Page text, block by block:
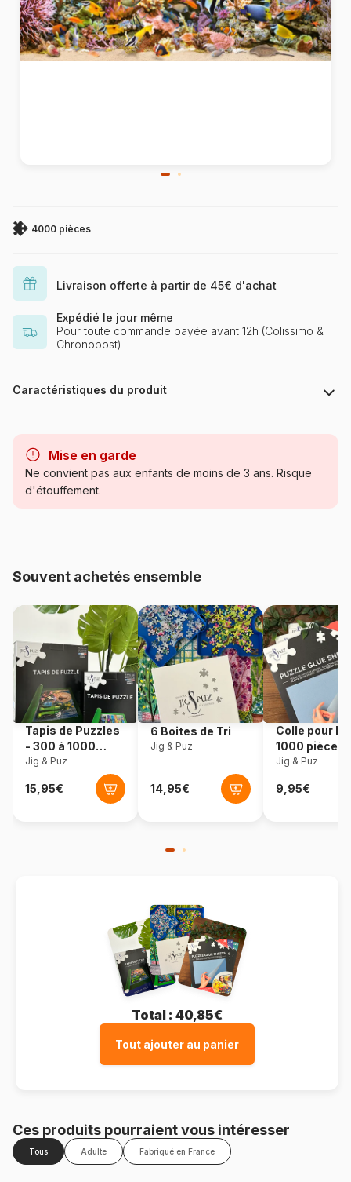
4000 pièces
Livraison offerte à partir de 45€ d'achat
Expédié le jour même
Pour toute commande payée avant 12h (Colissimo &
Chronopost)
Caractéristiques du produit
Catégorie
Provenance Pologne
Castorland-400089
EAN 5904438400089
Nombre de pièces 4000 pièces
Dimensions 138 x 68 cm
Mise en garde
Ne convient pas aux enfants de moins de 3 ans. Risque
d'étouffement.
Souvent achetés ensemble
Tapis de Puzzles
- 300 à 1000
pièces
Jig & Puz
6 Boites de Tri
Jig & Puz
Colle pour
1000 pièces
Jig & Puz
Total : 40,85€
Tout ajouter au panier
Ces produits pourraient vous intéresser
Tous Adulte Fabriqué en France